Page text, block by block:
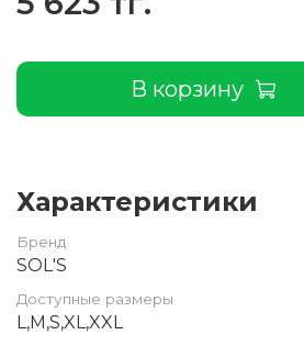
В корзину
Характеристики
Бренд
SOL'S
Доступные размеры
L,M,S,XL,XXL